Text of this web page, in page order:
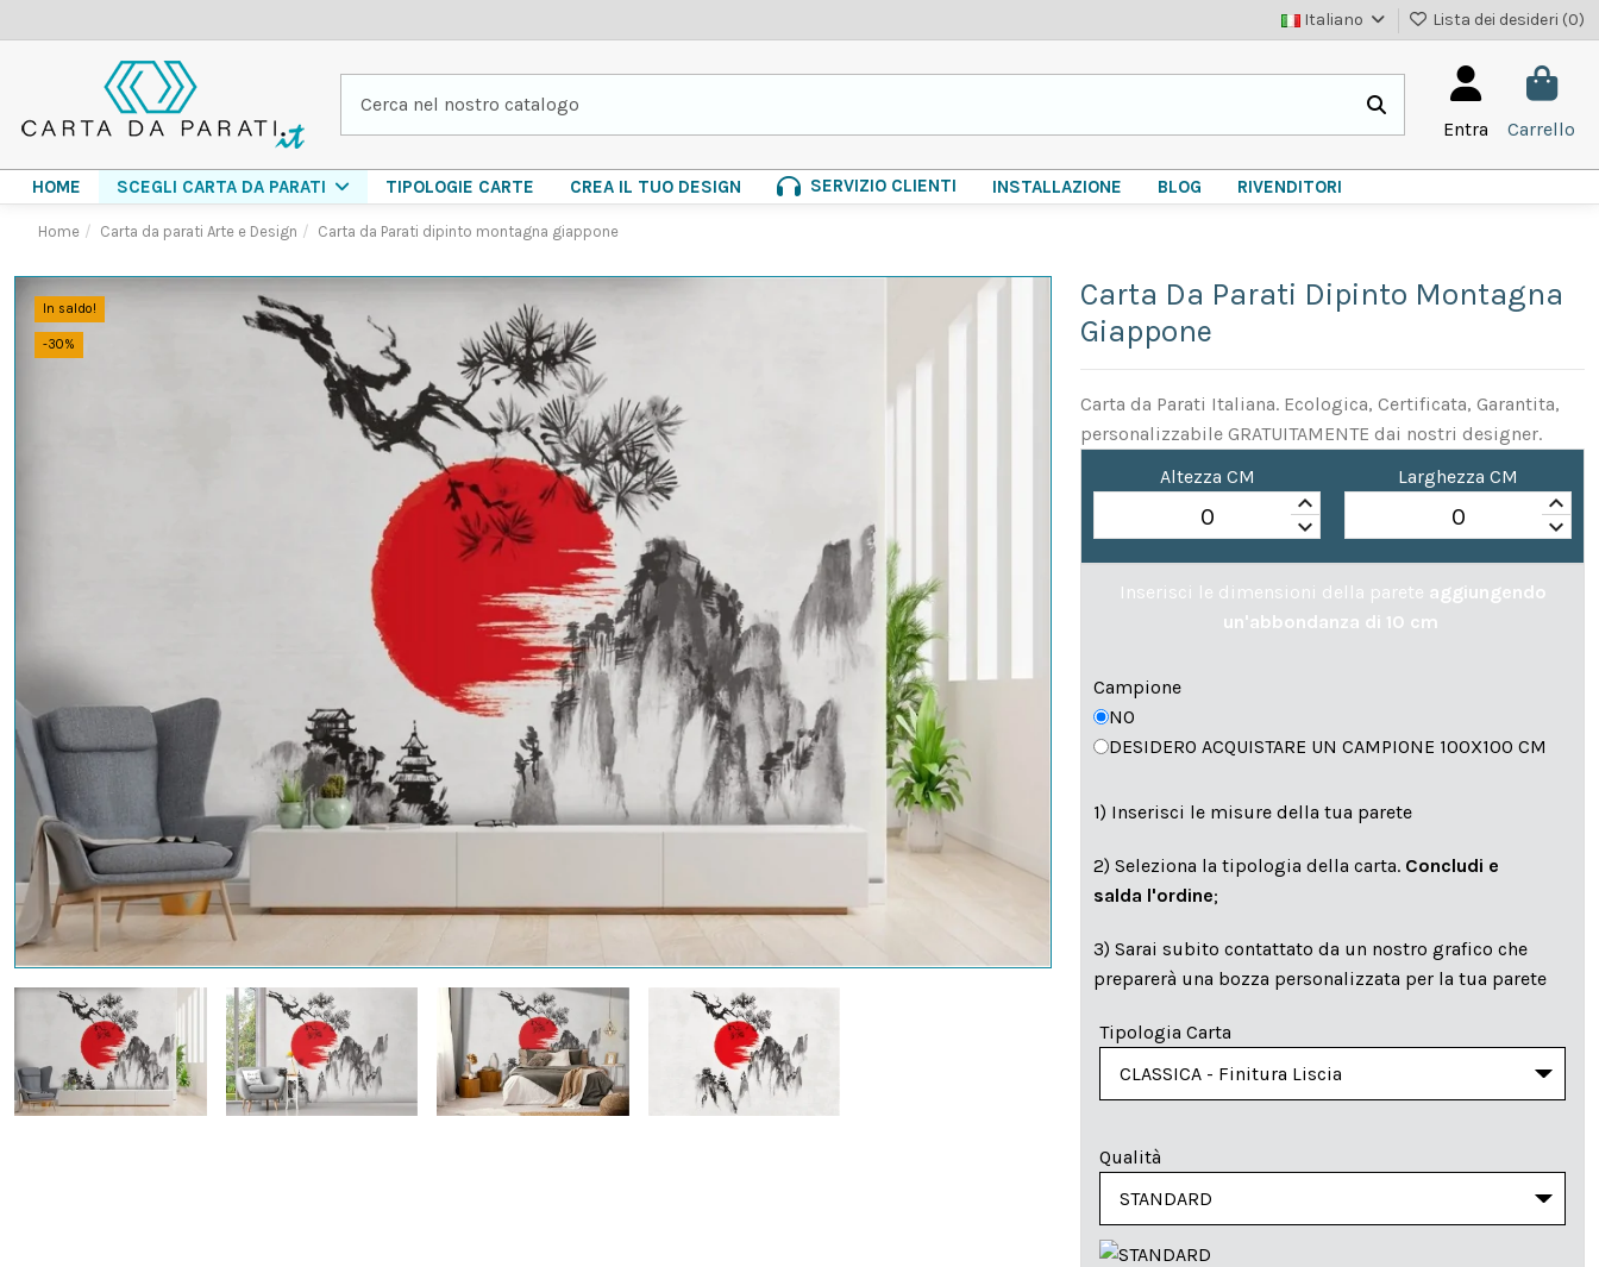
Italiano Lista dei desideri (0)
Entra Carrello
HOME SCEGLI CARTA DA PARATI TIPOLOGIE CARTE CREA IL TUO DESIGN SERVIZIO CLIENTI INSTALLAZIONE BLOG RIVENDITORI
Home Carta da parati Arte e Design Carta da Parati dipinto montagna giappone
In saldo!
-30%
Carta Da Parati Dipinto Montagna
Giappone
Carta da Parati Italiana. Ecologica, Certificata, Garantita,
personalizzabile GRATUITAMENTE dai nostri designer.
Altezza CM
keyboard_arrow_up
keyboard_arrow_down
Larghezza CM
keyboard_arrow_up
keyboard_arrow_down
Inserisci le dimensioni della parete aggiungendo
un'abbondanza di 10 cm
Campione
NO
DESIDERO ACQUISTARE UN CAMPIONE 100X100 CM
1) Inserisci le misure della tua parete
2) Seleziona la tipologia della carta. Concludi e
salda l'ordine;
3) Sarai subito contattato da un nostro grafico che
preparerà una bozza personalizzata per la tua parete
Tipologia Carta
Qualità